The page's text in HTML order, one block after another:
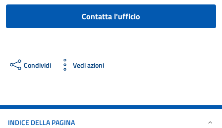
Contatta l'ufficio
Condividi Vedi azioni
INDICE DELLA PAGINA